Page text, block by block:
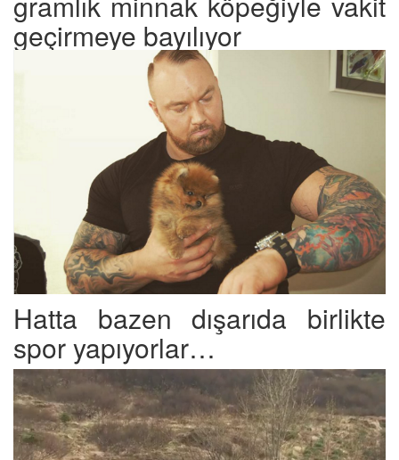
geçirmeye bayılıyor
Hatta bazen dışarıda birlikte
spor yapıyorlar…